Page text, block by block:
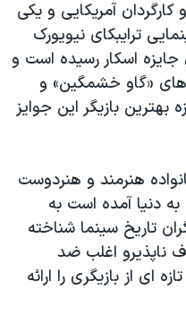
کارگردان آمریکایی و یکی
ترایبکای نیویورک
به نامزدی جایزه اسکار رسیده است و
های «گاو خشمگین» و
بازیگر این جوایز
١٩٤٣در یک خانواده هنرمند و هنردوست
به دنیا آمده است به
تاریخ سینما شناخته
ناپذیرو اغلب ضد
ای از بازیگری را ارائه